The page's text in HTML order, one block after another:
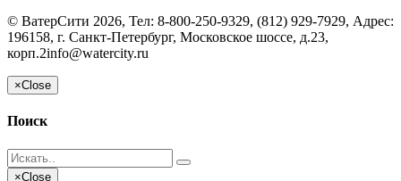
© ВатерСити 2026, Тел: 8-800-250-9329, (812) 929-7929, Адрес:
196158, г. Санкт-Петербург, Московское шоссе, д.23,
корп.2info@watercity.ru
×Close
Поиск
×Close